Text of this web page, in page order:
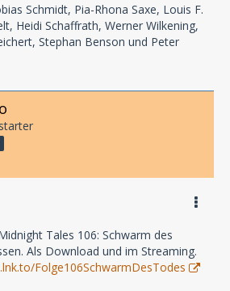
Schmidt, Pia-Rhona Saxe, Louis F.
Heidi Schaffrath, Werner Wilkening,
Stephan Benson und Peter
Tales 106: Schwarm des
Als Download und im Streaming.
Folge106SchwarmDesTodes